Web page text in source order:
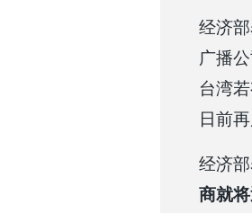
经济
广播
台湾
日前
经济部
商就